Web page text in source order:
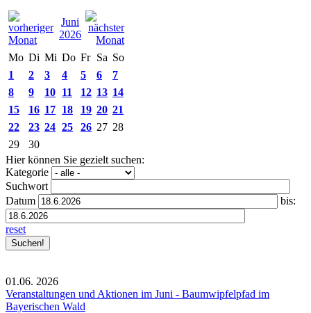
Juni
2026
Mo Di Mi Do Fr Sa So
1
2 3 4 5 6
7
8
9 10 11 12 13 14
15
16 17 18 19 20 21
22
23 24 25 26 27 28
29
30
Hier können Sie gezielt suchen:
Kategorie
Suchwort
Datum
bis:
reset
01.06. 2026
Veranstaltungen und Aktionen im Juni - Baumwipfelpfad im
Bayerischen Wald